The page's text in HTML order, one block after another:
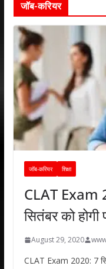
जॉब-करियर
जॉब-करियर शिक्षा
CLAT Exam
सितंबर को होगी
August 29, 2020
CLAT Exam 2020: 7